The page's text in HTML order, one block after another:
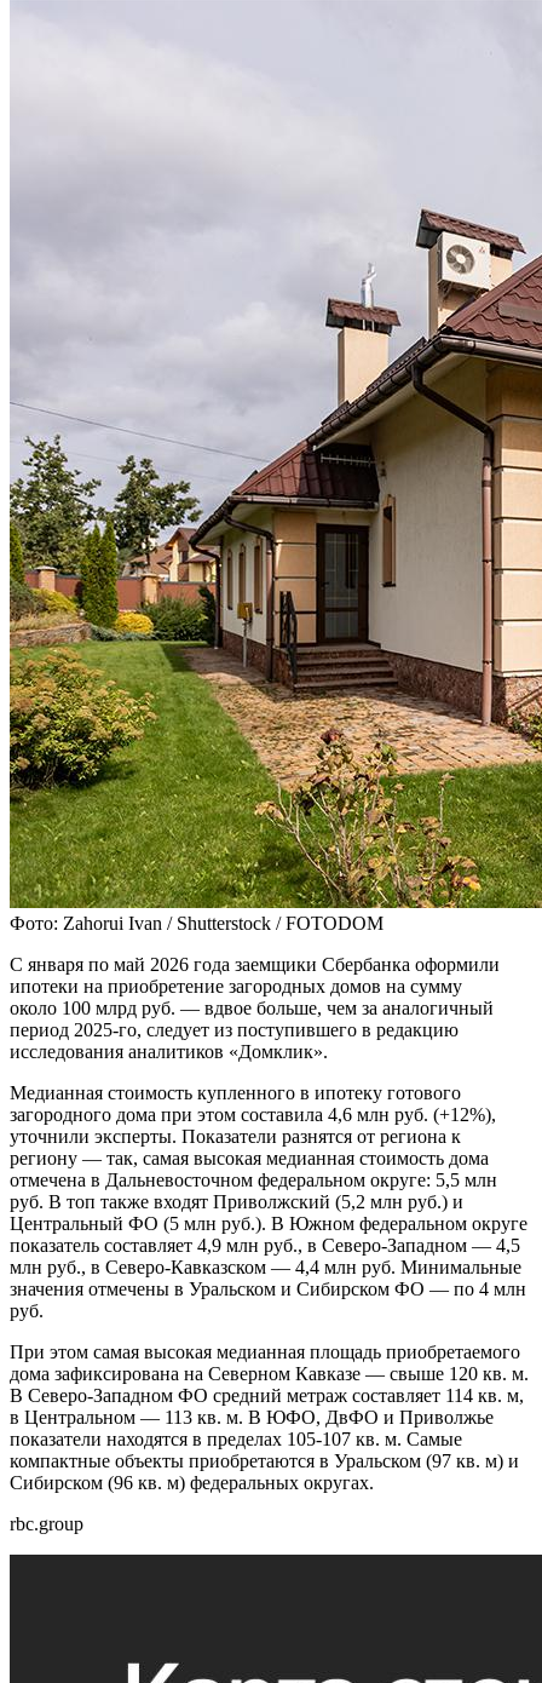
Фото: Zahorui Ivan / Shutterstock / FOTODOM
С января по май 2026 года заемщики Сбербанка оформили
ипотеки на приобретение загородных домов на сумму
около 100 млрд руб. — вдвое больше, чем за аналогичный
период 2025-го, следует из поступившего в редакцию
исследования аналитиков «Домклик».
Медианная стоимость купленного в ипотеку готового
загородного дома при этом составила 4,6 млн руб. (+12%),
уточнили эксперты. Показатели разнятся от региона к
региону — так, самая высокая медианная стоимость дома
отмечена в Дальневосточном федеральном округе: 5,5 млн
руб. В топ также входят Приволжский (5,2 млн руб.) и
Центральный ФО (5 млн руб.). В Южном федеральном округе
показатель составляет 4,9 млн руб., в Северо-Западном — 4,5
млн руб., в Северо-Кавказском — 4,4 млн руб. Минимальные
значения отмечены в Уральском и Сибирском ФО — по 4 млн
руб.
При этом самая высокая медианная площадь приобретаемого
дома зафиксирована на Северном Кавказе — свыше 120 кв. м.
В Северо-Западном ФО средний метраж составляет 114 кв. м,
в Центральном — 113 кв. м. В ЮФО, ДвФО и Приволжье
показатели находятся в пределах 105-107 кв. м. Самые
компактные объекты приобретаются в Уральском (97 кв. м) и
Сибирском (96 кв. м) федеральных округах.
rbc.group